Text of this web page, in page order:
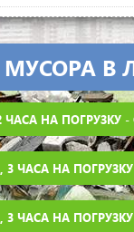
В
ЧАСА НА ПОГРУЗКУ -
3 ЧАСА НА ПОГРУЗКУ
3 ЧАСА НА ПОГРУЗКУ